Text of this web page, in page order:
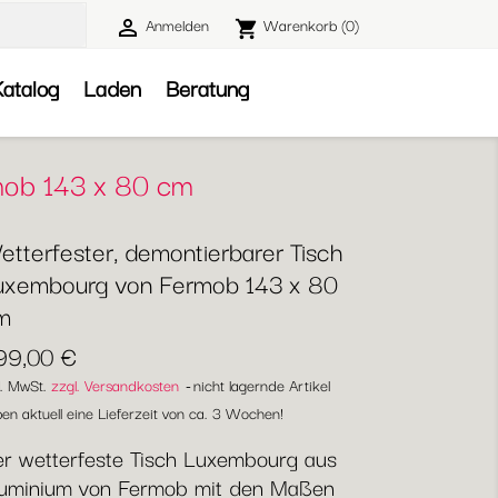
 Anmelden shopping_cart Warenkorb(0)
Laden Beratung
143 x 80 cm
demontierbarer Tisch
von Fermob 143 x 80
€
MwSt. zzgl. Versandkosten nicht lagernde Artikel
aktuell eine Lieferzeit von ca. 3 Wochen!
wetterfeste Tisch Luxembourg aus
von Fermob mit den Maßen